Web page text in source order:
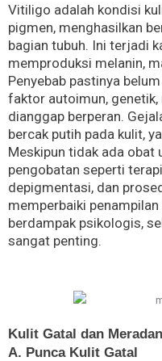
Vitiligo adalah kondisi
pigmen, menghasilkan
bagian tubuh. Ini terjadi
memproduksi melanin,
Penyebab pastinya
faktor autoimun,
dianggap berperan.
bercak putih pada kulit,
Meskipun tidak ada obat
pengobatan seperti
depigmentasi, dan
memperbaiki
berdampak psikologis,
sangat penting.
Kulit Gatal dan
A. Punca Kulit Gatal